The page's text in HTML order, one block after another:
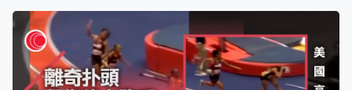
死者村山月在無意間，將一張內田梨瑚入鏡的照片放上
網，惹起對方不滿。村山曾轉賬10萬日圓向對方求和不
果，不但繼續遭對方恐嚇，更脅迫她偷錢。至去年4月命案
發生前，內田與三名同黨將村山叫到收費道路休息站，將